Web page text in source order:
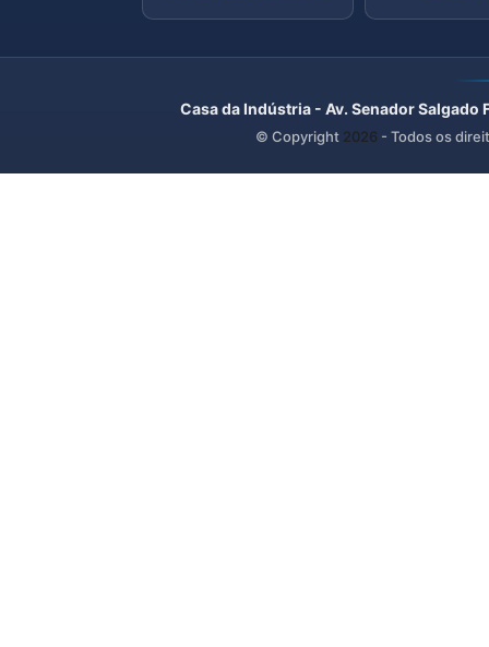
Casa da Indústria - Av. Senador
© Copyright 2026 - Todos os